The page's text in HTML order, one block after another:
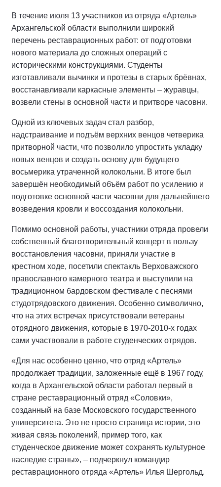
В течение июля 13 участников из отряда «Артель»
Архангельской области выполнили широкий
перечень реставрационных работ: от подготовки
нового материала до сложных операций с
историческими конструкциями. Студенты
изготавливали вычинки и протезы в старых брёвнах,
восстанавливали каркасные элементы – журавцы,
возвели стены в основной части и притворе часовни.
Одной из ключевых задач стал разбор,
надстраивание и подъём верхних венцов четверика
притворной части, что позволило упростить укладку
новых венцов и создать основу для будущего
восьмерика утраченной колокольни. В итоге был
завершён необходимый объём работ по усилению и
подготовке основной части часовни для дальнейшего
возведения кровли и воссоздания колокольни.
Помимо основной работы, участники отряда провели
собственный благотворительный концерт в пользу
восстановления часовни, приняли участие в
крестном ходе, посетили спектакль Верховажского
православного камерного театра и выступили на
традиционном бардовском фестивале с песнями
студотрядовского движения. Особенно символично,
что на этих встречах присутствовали ветераны
отрядного движения, которые в 1970-2010-х годах
сами участвовали в работе студенческих отрядов.
«Для нас особенно ценно, что отряд «Артель»
продолжает традиции, заложенные ещё в 1967 году,
когда в Архангельской области работал первый в
стране реставрационный отряд «Соловки»,
созданный на базе Московского государственного
университета. Это не просто страница истории, это
живая связь поколений, пример того, как
студенческое движение может сохранять культурное
наследие страны», – подчеркнул командир
реставрационного отряда «Артель» Илья Шергольд.